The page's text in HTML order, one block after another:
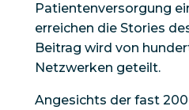
Patientenversorgung
erreichen die Stories
Beitrag wird von
Netzwerken geteilt.
Angesichts der fast